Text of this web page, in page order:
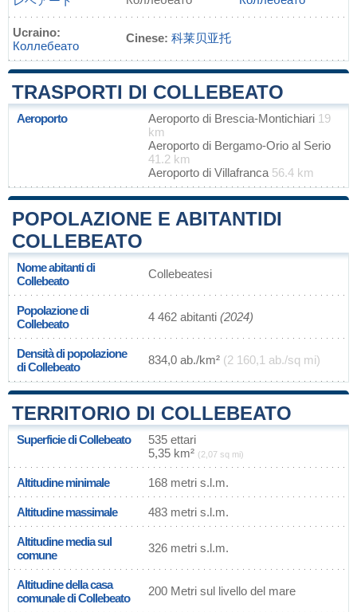
Ucraino:
Коллебеато
Cinese: 科莱贝亚托
TRASPORTI DI COLLEBEATO
Aeroporto Aeroporto di Brescia-Montichiari 19
km
Aeroporto di Bergamo-Orio al Serio
41.2 km
Aeroporto di Villafranca 56.4 km
POPOLAZIONE E ABITANTIDI
COLLEBEATO
Nome abitanti di
Collebeato
Collebeatesi
Popolazione di
Collebeato
4 462 abitanti (2024)
Densità di popolazione
di Collebeato
834,0 ab./km² (2 160,1 ab./sq mi)
TERRITORIO DI COLLEBEATO
Superficie di Collebeato
535 ettari
5,35 km² (2,07 sq mi)
Altitudine minimale 168 metri s.l.m.
Altitudine massimale 483 metri s.l.m.
Altitudine media sul
comune
326 metri s.l.m.
Altitudine della casa
comunale di Collebeato
200 Metri sul livello del mare